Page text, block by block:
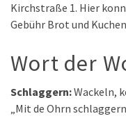
Kirchstraße 1. Hier
Gebühr Brot und
Wort der
Schlaggern:Wackeln,
„Mit de Ohrn